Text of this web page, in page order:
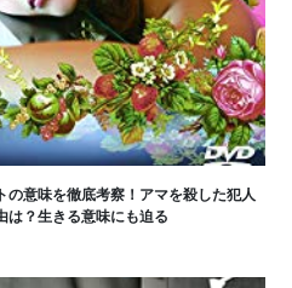
の意味を徹底考察！アマを殺した犯人
は？生きる意味にも迫る